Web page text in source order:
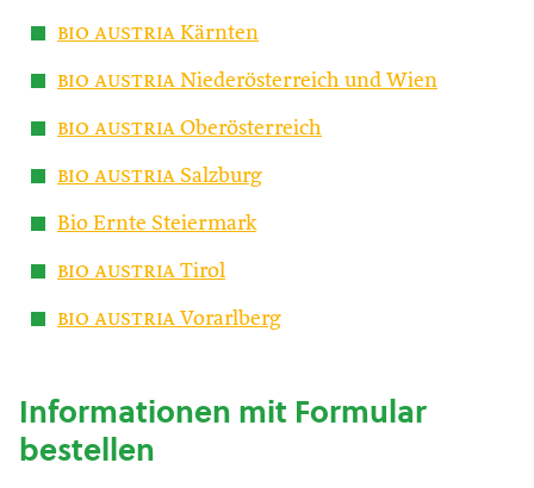
bio austria Kärnten
bio austria Niederösterreich und Wien
bio austria Oberösterreich
bio austria Salzburg
Bio Ernte Steiermark
bio austria Tirol
bio austria Vorarlberg
Informationen mit Formular
bestellen